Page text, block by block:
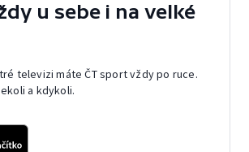
u sebe i na velké
televizi máte ČT sport vždy po ruce.
a kdykoli.